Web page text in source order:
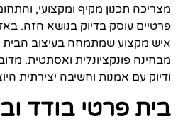
מצריכה תכנון מקיף ומקצועי,
פרטיים עוסק בדיוק בנושא הזה.
איש מקצוע שמתמחה בעיצוב הבית
מבחינה פונקציונלית ואסתטית.
ודיוק עם אמנות וחשיבה יצירתית
בית פרטי בודד